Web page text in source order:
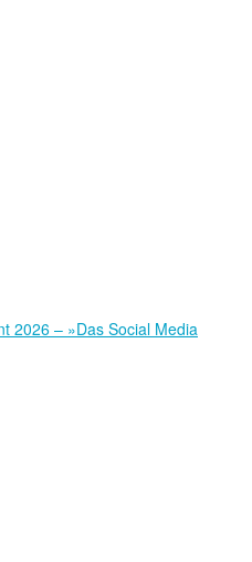
2026 – »Das Social Media